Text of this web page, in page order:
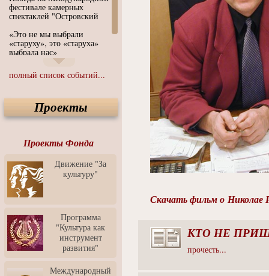
фестивале камерных
спектаклей "Островский
«Это не мы выбрали
«старуху», это «старуха»
выбрала нас»
Иммерсивный спектакль
"Язык чистого полета
Спектакль "Крик" в Музее
Современного Искусства
современного искусства от
Медиа-школа "ФОКУС"
Моноспектакль
"Вертинский. Исповедь
Барона"
"Притяжение" в центре
ЛЕКСУС - ЯРОСЛАВЛЬ
Презентация выставки
Зураба Церетели
Пресс-конференция к
полный список событий...
Проекты
Проекты Фонда
Движение "За
культуру"
Программа
"Культура как
инструмент
развития"
Международный
Скачать фильм о Николае
КТО НЕ
прочесть...